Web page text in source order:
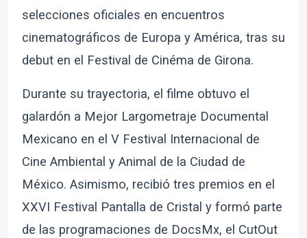
selecciones oficiales en encuentros
cinematográficos de Europa y América, tras su
debut en el Festival de Cinéma de Girona.
Durante su trayectoria, el filme obtuvo el
galardón a Mejor Largometraje Documental
Mexicano en el V Festival Internacional de
Cine Ambiental y Animal de la Ciudad de
México. Asimismo, recibió tres premios en el
XXVI Festival Pantalla de Cristal y formó parte
de las programaciones de DocsMx, el CutOut